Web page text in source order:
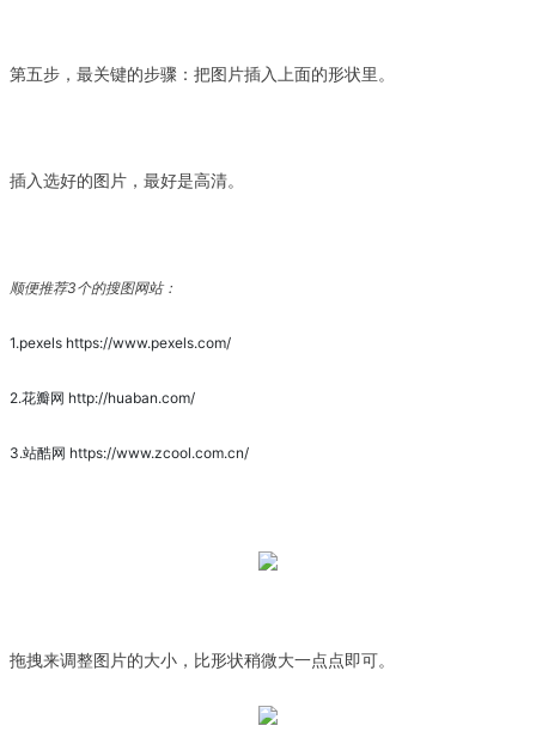
第五步，最关键的步骤：把图片插入上面的形状里 。
插入选好的图片，最好是高清。
顺便推荐3个的搜图网站：
1.pexels https://www.pexels.com/
2.花瓣网 http://huaban.com/
3.站酷网 https://www.zcool.com.cn/
拖拽来调整图片的大小，比形状稍微大一点点即可。